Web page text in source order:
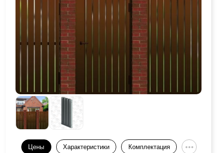
Цены Характеристики Комплектация